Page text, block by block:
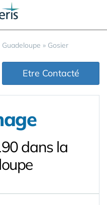
Guadeloupe » Gosier
Etre Contacté
dans la